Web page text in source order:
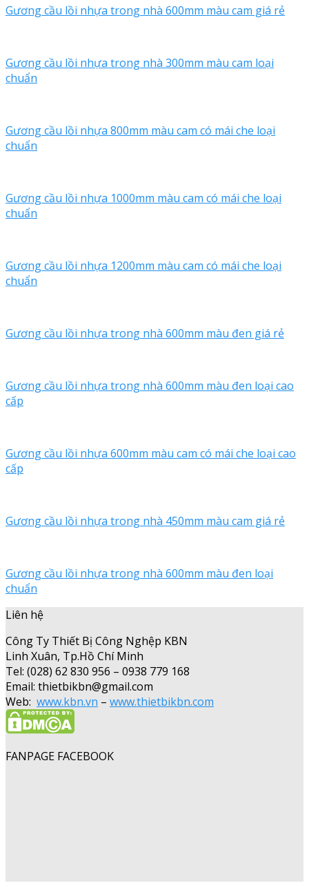
Gương cầu lồi nhựa trong nhà 600mm màu cam giá rẻ
Gương cầu lồi nhựa trong nhà 300mm màu cam loại
chuẩn
Gương cầu lồi nhựa 800mm màu cam có mái che loại
chuẩn
Gương cầu lồi nhựa 1000mm màu cam có mái che loại
chuẩn
Gương cầu lồi nhựa 1200mm màu cam có mái che loại
chuẩn
Gương cầu lồi nhựa trong nhà 600mm màu đen giá rẻ
Gương cầu lồi nhựa trong nhà 600mm màu đen loại cao
cấp
Gương cầu lồi nhựa 600mm màu cam có mái che loại cao
cấp
Gương cầu lồi nhựa trong nhà 450mm màu cam giá rẻ
Gương cầu lồi nhựa trong nhà 600mm màu đen loại
chuẩn
Liên hệ
Công Ty Thiết Bị Công Nghệp KBN
Linh Xuân, Tp.Hồ Chí Minh
Tel: (028) 62 830 956 – 0938 779 168
Email: thietbikbn@gmail.com
Web: www.kbn.vn – www.thietbikbn.com
FANPAGE FACEBOOK